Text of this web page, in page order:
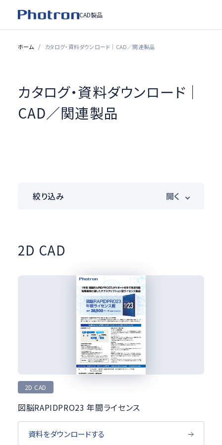
CAD製品
ホーム カタログ・資料ダウンロード｜CAD／関連製品
カタログ・資料ダウンロード｜
CAD／関連製品
絞り込み
2D CAD
オプションソフト
図面管理
関連製品
絞り込む
2D CAD
2D CAD
図脳RAPIDPRO23 年間ライセンス
資料をダウンロードする